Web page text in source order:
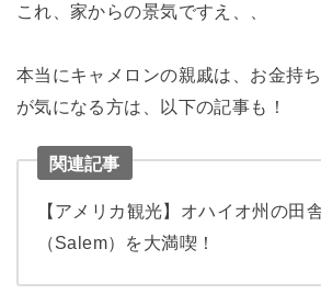
これ、家からの景気ですえ、、
本当にキャメロンの親戚は、お金持
が気になる方は、以下の記事も！
関連記事
【アメリカ観光】オハイオ州の田
（Salem）を大満喫！